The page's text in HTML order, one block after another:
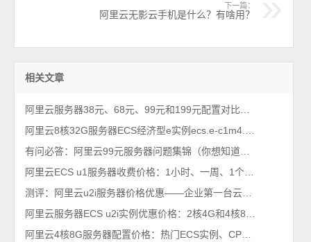
下一篇：
阿里云无影云手机是什么？有啥用？
相关文章